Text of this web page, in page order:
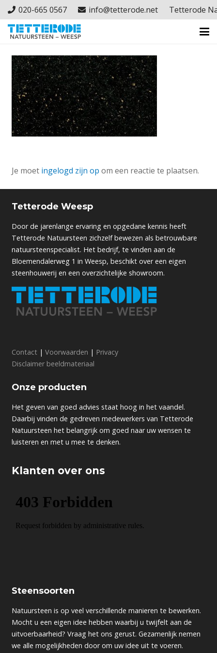
020-665 0567 info@tetterode.net Tetterode
Je moet ingelogd zijn op om een reactie te plaatsen.
Tetterode Weesp
Door de jarenlange ervaring en opgedane kennis heeft
Tetterode Natuursteen zichzelf bewezen als betrouwbare
natuursteenspecialist. Het bedrijf, te vinden aan de
Bloemendalerweg 1 in Weesp, beschikt over een eigen
steenhouwerij en een overzichtelijke showroom.
Contact | Voorwaarden | Privacy
Disclaimer beeldmateriaal
Onze producten
Het geven van goed advies staat hoog in het vaandel.
Daarbij vinden de gedreven medewerkers van Tetterode
Natuursteen het belangrijk om goed naar uw wensen te
luisteren en met u mee te denken.
Klanten over ons
Steensoorten
Natuursteen is op veel verschillende manieren te bewerken.
Mocht u een eigen idee hebben waarbij u twijfelt aan de
uitvoerbaarheid? Vraag het ons gerust. Gezamenlijk nemen
we alle mogelijkheden door om uw idee uit te voeren.